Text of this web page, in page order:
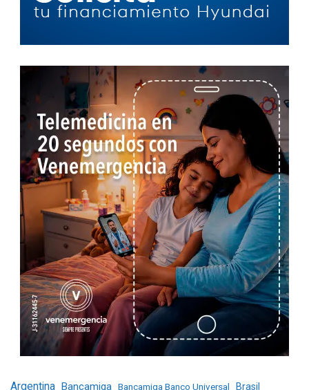
Argentina Bancamiga Bancamiga Banco Universal Brasil